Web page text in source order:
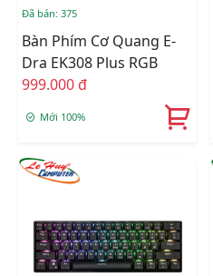
Đã bán: 375
Bàn Phím Cơ Quang E-
Dra EK308 Plus RGB
999.000 đ
Mới 100%